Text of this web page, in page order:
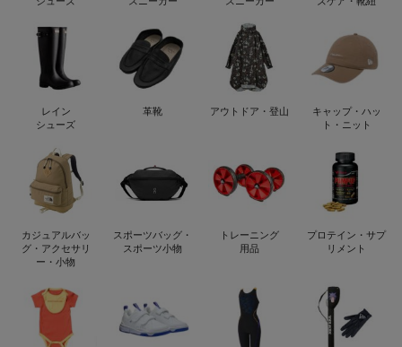
レイン
シューズ
革靴 アウトドア・登山
キャップ・ハッ
ト・ニット
カジュアルバッ
グ・アクセサリ
ー・小物
スポーツバッグ・
スポーツ小物
トレーニング
用品
プロテイン・サプ
リメント